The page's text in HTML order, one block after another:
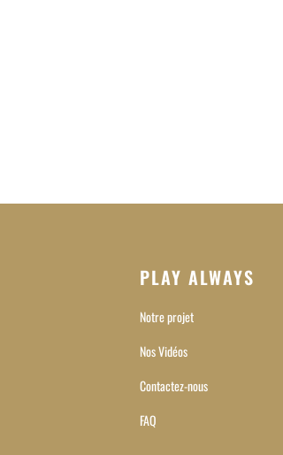
PLAY ALWAYS
Notre projet
Nos Vidéos
Contactez-nous
FAQ